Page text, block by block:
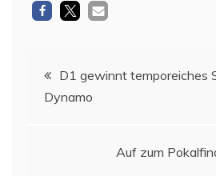
Beitragsnavigation
D1 gewinnt temporeiches
Dynamo
Auf zum